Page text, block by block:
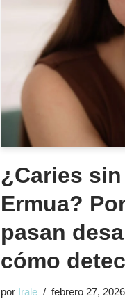
¿Caries
Ermua?
pasan
cómo
por Irale febrero 27, 2026